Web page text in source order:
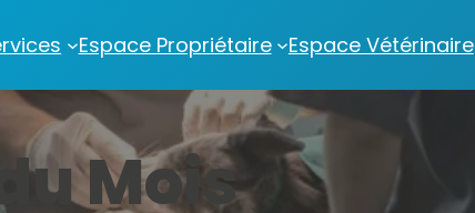
Espace Propriétaire Espace Vétérinaire
Mois